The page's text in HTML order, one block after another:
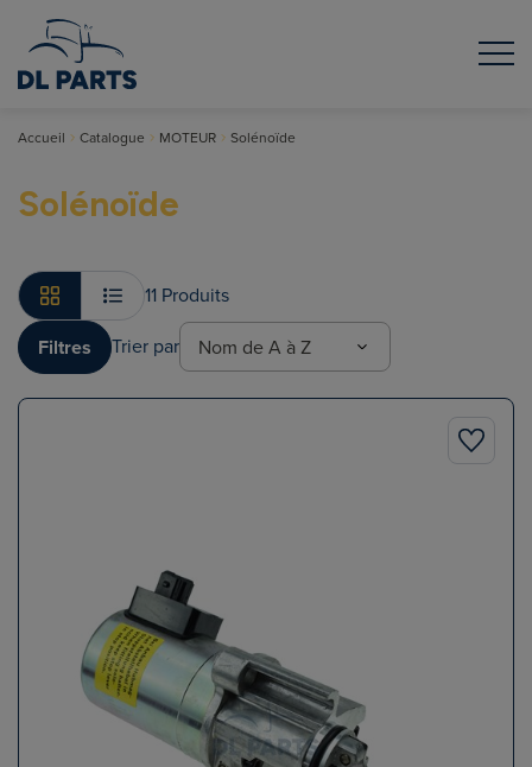
Accueil Catalogue MOTEUR Solénoïde
Solénoïde
11 Produits
Filtres
Trier par